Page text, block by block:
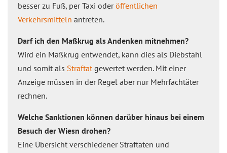
besser zu Fuß, per Taxi oderöffentlichen
Verkehrsmitteln antreten.
Darf ich den Maßkrug als Andenken mitnehmen?
Wird ein Maßkrug entwendet, kann dies als Diebstahl
und somit als Straftatgewertet werden. Mit einer
Anzeige müssen in der Regel aber nur Mehrfachtäter
rechnen.
Welche Sanktionen können darüber hinaus bei einem
Besuch der Wiesn drohen?
Eine Übersicht verschiedener Straftaten und